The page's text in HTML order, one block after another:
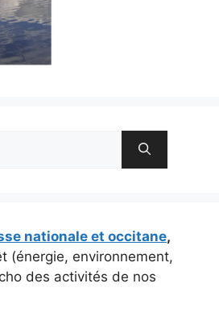
nationale et occitane,
(énergie, environnement,
des activités de nos